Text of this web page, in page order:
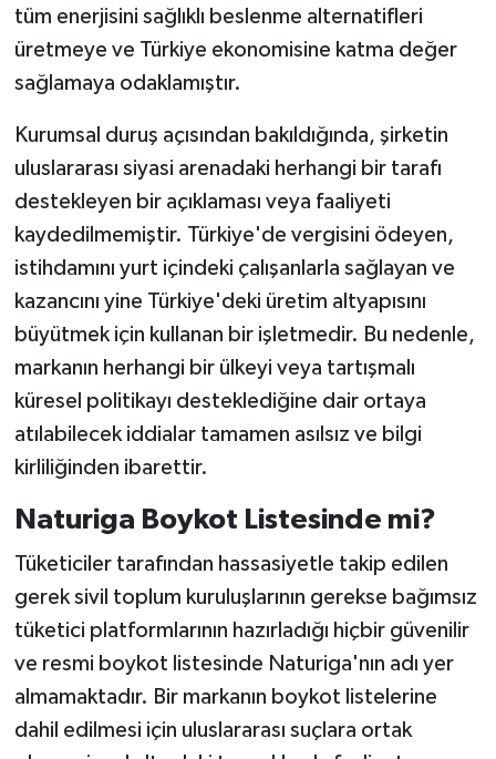
tüm enerjisini sağlıklı beslenme alternatifleri
üretmeye ve Türkiye ekonomisine katma değer
sağlamaya odaklamıştır.
Kurumsal duruş açısından bakıldığında, şirketin
uluslararası siyasi arenadaki herhangi bir tarafı
destekleyen bir açıklaması veya faaliyeti
kaydedilmemiştir. Türkiye'de vergisini ödeyen,
istihdamını yurt içindeki çalışanlarla sağlayan ve
kazancını yine Türkiye'deki üretim altyapısını
büyütmek için kullanan bir işletmedir. Bu nedenle,
markanın herhangi bir ülkeyi veya tartışmalı
küresel politikayı desteklediğine dair ortaya
atılabilecek iddialar tamamen asılsız ve bilgi
kirliliğinden ibarettir.
Naturiga Boykot Listesinde mi?
Tüketiciler tarafından hassasiyetle takip edilen
gerek sivil toplum kuruluşlarının gerekse bağımsız
tüketici platformlarının hazırladığı hiçbir güvenilir
ve resmi boykot listesinde Naturiga'nın adı yer
almamaktadır. Bir markanın boykot listelerine
dahil edilmesi için uluslararası suçlara ortak